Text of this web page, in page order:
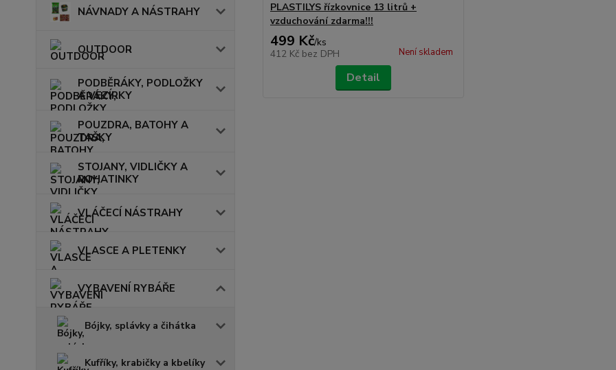
NÁVNADY A NÁSTRAHY
OUTDOOR
PODBĚRÁKY, PODLOŽKY
A VEZÍRKY
POUZDRA, BATOHY A
TAŠKY
STOJANY, VIDLIČKY A
ROHATINKY
VLÁČECÍ NÁSTRAHY
VLASCE A PLETENKY
VYBAVENÍ RYBÁŘE
Bójky, splávky a čihátka
Kufříky, krabičky a kbelíky
PLASTILYS řízkovnice 13 litrů +
vzduchování zdarma!!!
499 Kč/ks
412 Kč bez DPH Není skladem
Detail